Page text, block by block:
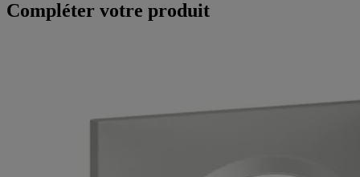
Compléter votre produit